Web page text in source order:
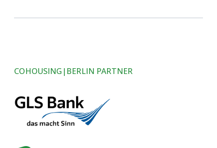
COHOUSING|BERLIN PARTNER